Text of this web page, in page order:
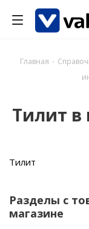
Главная -
Тилит в
Тилит
Разделы с
магазине